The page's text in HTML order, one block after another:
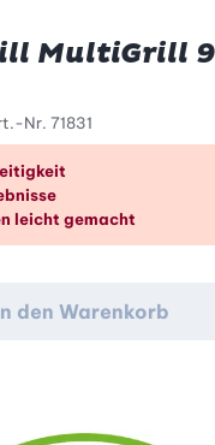
MultiGrill
Nr. 71831
im
leicht gemacht
den Warenkorb